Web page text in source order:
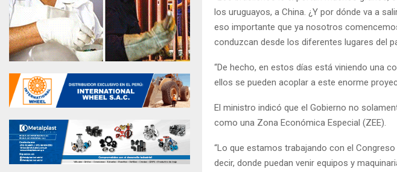
los uruguayos, a China. ¿Y por dónde va a
eso importante que ya nosotros
conduzcan desde los diferentes lugares del
“De hecho, en estos días está viniendo una
ellos se pueden acoplar a este enorme
El ministro indicó que el Gobierno no
como una Zona Económica Especial (ZEE).
“Lo que estamos trabajando con el
decir, donde puedan venir equipos y